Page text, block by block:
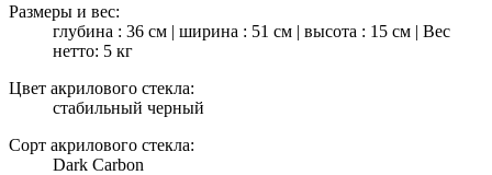
Размеры и вес:
глубина : 36 см | ширина : 51 см | высота : 15 см | Вес
нетто: 5 кг
Цвет акрилового стекла:
стабильный черный
Сорт акрилового стекла:
Dark Carbon